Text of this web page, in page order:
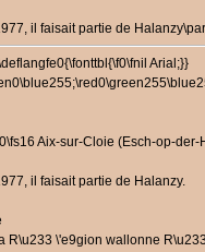
il faisait partie de
Arial;}}
Aix-sur-Cloie (Esch-op-
il faisait partie de Halanzy.
R\u233 \'e9gion wallonne